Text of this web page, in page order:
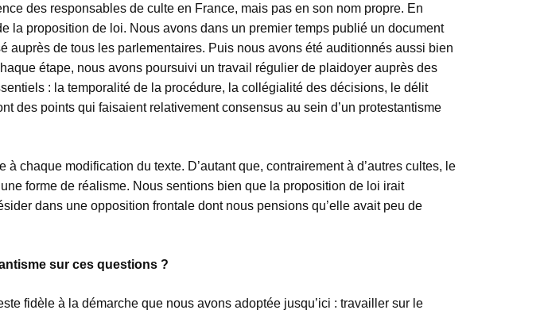
des responsables de culte en France, mais pas en son nom propre. En
la proposition de loi. Nous avons dans un premier temps publié un document
de tous les parlementaires. Puis nous avons été auditionnés aussi bien
étape, nous avons poursuivi un travail régulier de plaidoyer auprès des
: la temporalité de la procédure, la collégialité des décisions, le délit
des points qui faisaient relativement consensus au sein d’un protestantisme
chaque modification du texte. D’autant que, contrairement à d’autres cultes, le
forme de réalisme. Nous sentions bien que la proposition de loi irait
dans une opposition frontale dont nous pensions qu’elle avait peu de
sur ces questions ?
fidèle à la démarche que nous avons adoptée jusqu’ici : travailler sur le